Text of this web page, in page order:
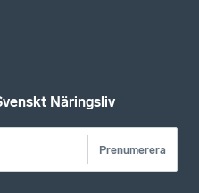
Näringsliv
Prenumerera